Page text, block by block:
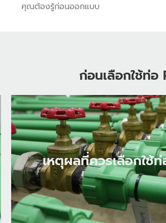
คุณต้องรู้ก่อนออกแบบ
ก่อนเลือกใช้ท่อ
เหตุผลที่ควรเลือกใช้
เหตุผลที่ควรเลือกใช้